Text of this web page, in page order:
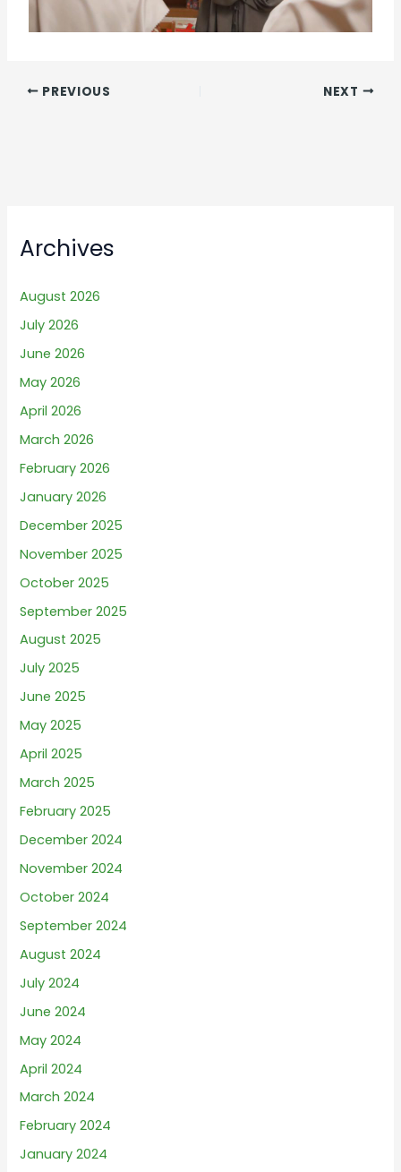
PREVIOUS NEXT
Archives
August 2026
July 2026
June 2026
May 2026
April 2026
March 2026
February 2026
January 2026
December 2025
November 2025
October 2025
September 2025
August 2025
July 2025
June 2025
May 2025
April 2025
March 2025
February 2025
December 2024
November 2024
October 2024
September 2024
August 2024
July 2024
June 2024
May 2024
April 2024
March 2024
February 2024
January 2024